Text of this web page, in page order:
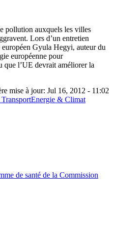
pollution auxquels les villes
Lors d’un entretien
Gyula Hegyi, auteur du
européenne pour
que l’UE devrait améliorer la
mise à jour: Jul 16, 2012 - 11:02
Energie & Climat
de santé de la Commission